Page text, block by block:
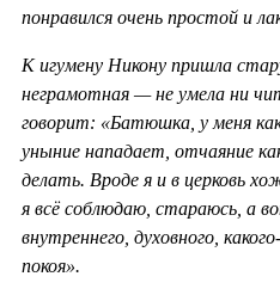
понравился очень простой и
К игумену Никону пришла
неграмотная — не умела ни
говорит: «Батюшка, у меня
уныние нападает, отчаяние
делать. Вроде я и в церковь
я всё соблюдаю, стараюсь, а
внутреннего, духовного,
покоя».